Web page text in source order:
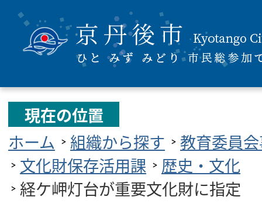
現在の位置
ホーム
組織から探す
教育委員
文化財保存活用課
歴史・文化
経ケ岬灯台が重要文化財に指定